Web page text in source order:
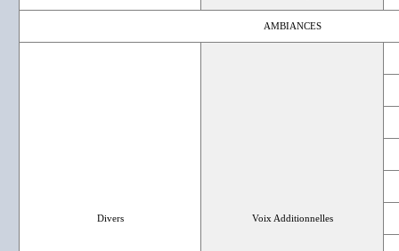
AMBIANCES
Divers Voix Additionnelles